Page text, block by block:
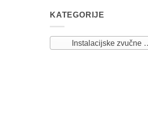
KATEGORIJE
Instalacijske zvučne kutije (51)